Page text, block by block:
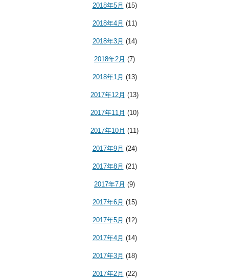
2018年5月 (15)
2018年4月 (11)
2018年3月 (14)
2018年2月 (7)
2018年1月 (13)
2017年12月 (13)
2017年11月 (10)
2017年10月 (11)
2017年9月 (24)
2017年8月 (21)
2017年7月 (9)
2017年6月 (15)
2017年5月 (12)
2017年4月 (14)
2017年3月 (18)
2017年2月 (22)